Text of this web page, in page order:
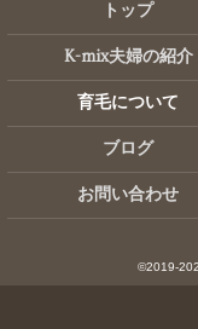
トップ
K-mix夫婦の紹介
育毛について
ブログ
お問い合わせ
©2019-